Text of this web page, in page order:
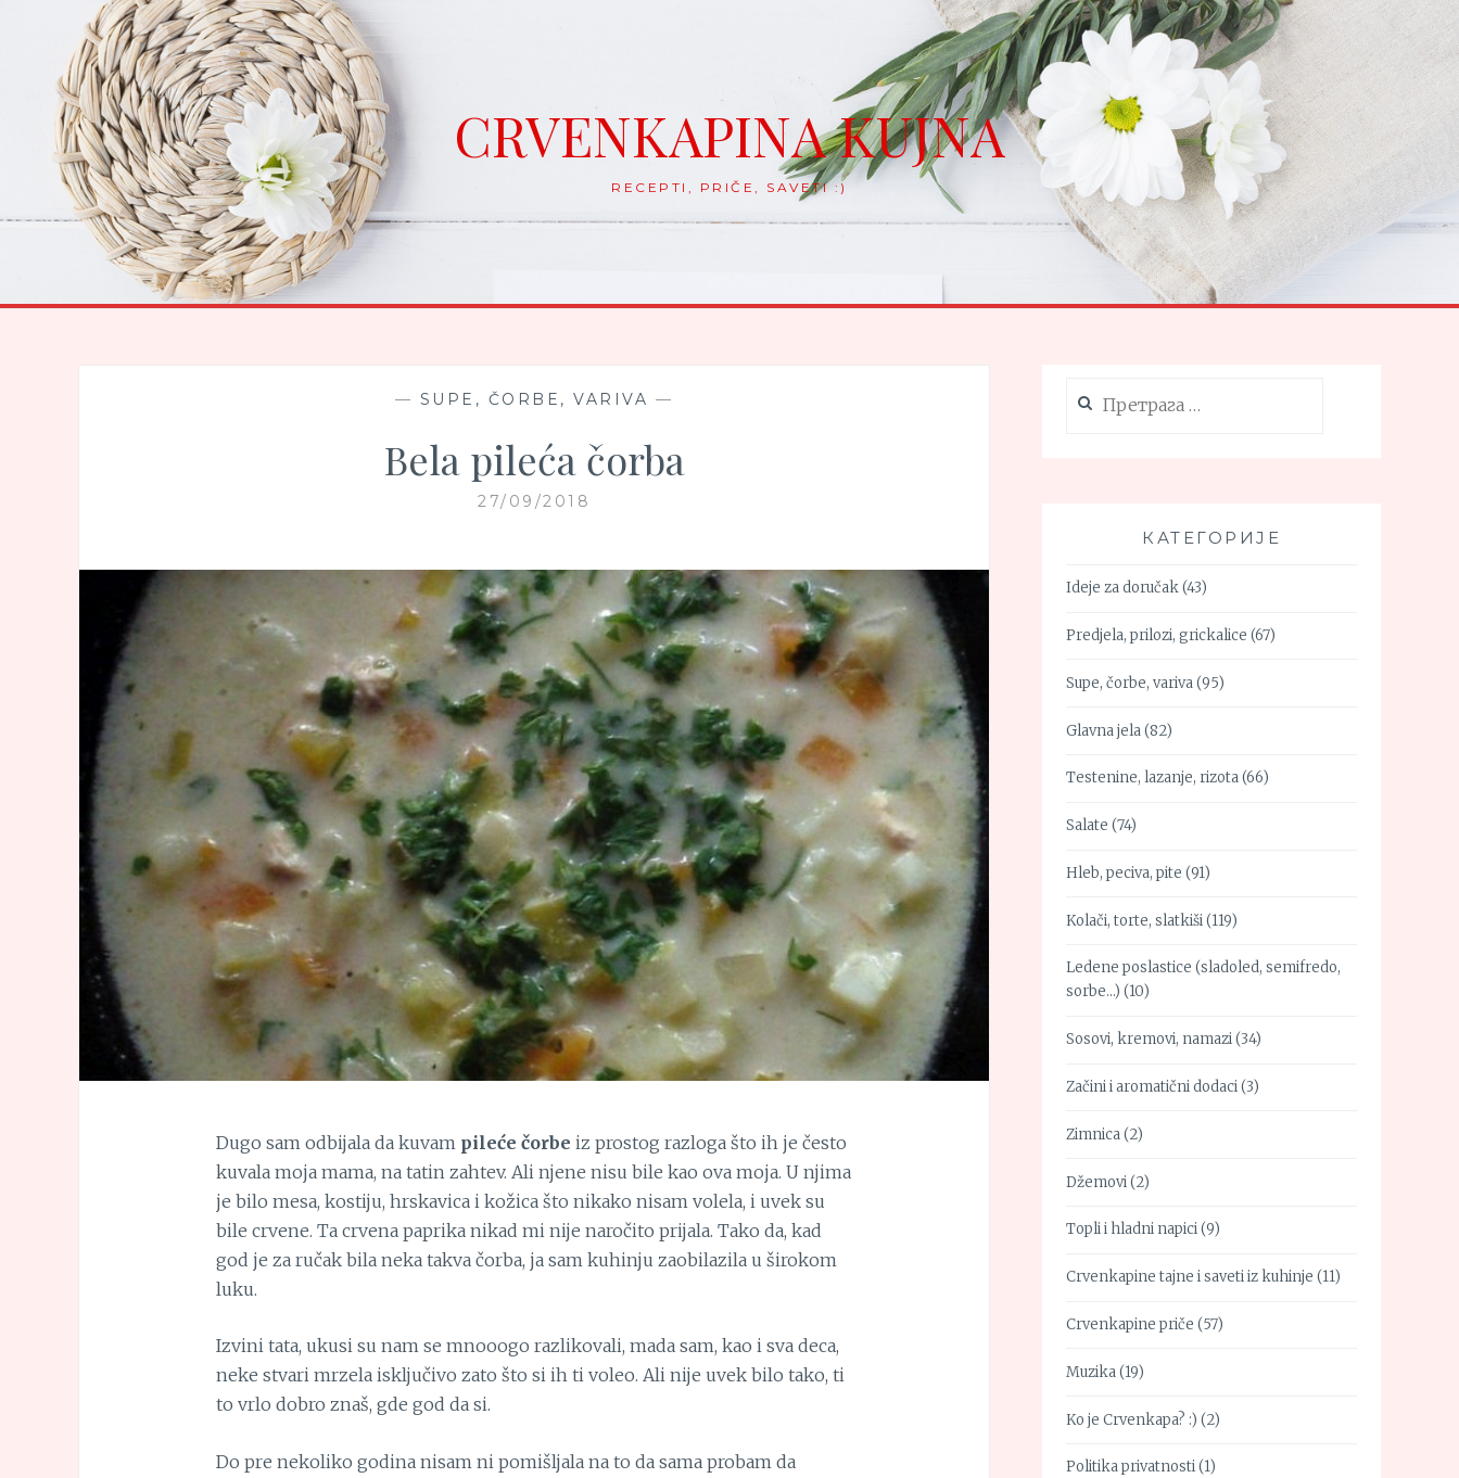
content
CRVENKAPINA KUJNA
RECEPTI, PRIČE, SAVETI :)
— SUPE, ČORBE, VARIVA —
Bela pileća čorba
27/09/2018
Dugo sam odbijala da kuvam pileće čorbe iz prostog razloga što ih je često
kuvala moja mama, na tatin zahtev. Ali njene nisu bile kao ova moja. U njima
je bilo mesa, kostiju, hrskavica i kožica što nikako nisam volela, i uvek su
bile crvene. Ta crvena paprika nikad mi nije naročito prijala. Tako da, kad
god je za ručak bila neka takva čorba, ja sam kuhinju zaobilazila u širokom
luku.
Izvini tata, ukusi su nam se mnooogo razlikovali, mada sam, kao i sva deca,
neke stvari mrzela isključivo zato što si ih ti voleo. Ali nije uvek bilo tako, ti
to vrlo dobro znaš, gde god da si.
Do pre nekoliko godina nisam ni pomišljala na to da sama probam da
за:
КАТЕГОРИЈЕ
Ideje za doručak(43)
Predjela, prilozi, grickalice (67)
Supe, čorbe, variva(95)
Glavna jela(82)
Testenine, lazanje, rizota(66)
Salate (74)
Hleb, peciva, pite (91)
Kolači, torte, slatkiši(119)
Ledene poslastice (sladoled, semifredo,
sorbe…) (10)
Sosovi, kremovi, namazi(34)
Začini i aromatični dodaci(3)
Zimnica(2)
Džemovi(2)
Topli i hladni napici(9)
Crvenkapine tajne i saveti iz kuhinje (11)
Crvenkapine priče (57)
Muzika(19)
Ko je Crvenkapa? :) (2)
Politika privatnosti(1)